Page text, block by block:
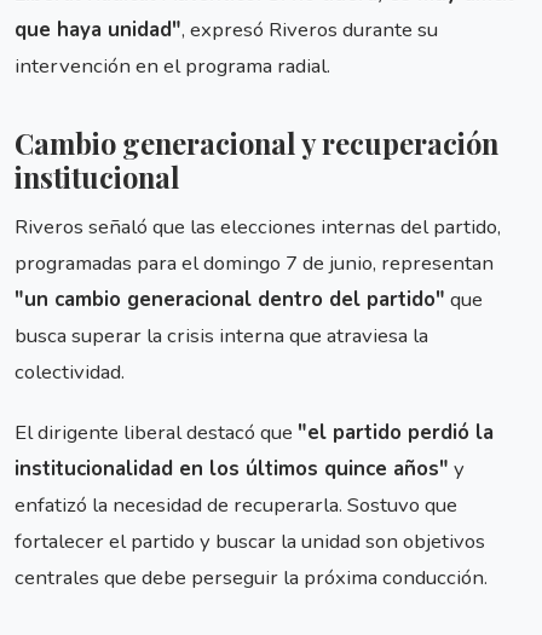
que haya unidad", expresó Riveros durante su
intervención en el programa radial.
Cambio generacional y recuperación
institucional
Riveros señaló que las elecciones internas del partido,
programadas para el domingo 7 de junio, representan
"un cambio generacional dentro del partido" que
busca superar la crisis interna que atraviesa la
colectividad.
El dirigente liberal destacó que "el partido perdió la
institucionalidad en los últimos quince años" y
enfatizó la necesidad de recuperarla. Sostuvo que
fortalecer el partido y buscar la unidad son objetivos
centrales que debe perseguir la próxima conducción.